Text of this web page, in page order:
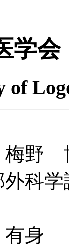
学会
of
博
外科